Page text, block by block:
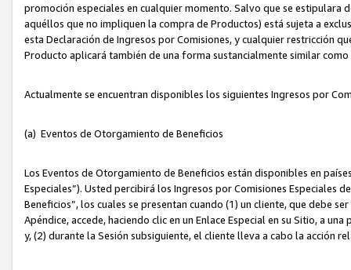
promoción especiales en cualquier momento. Salvo que se
aquéllos que no impliquen la compra de Productos) está sujeta a
esta Declaración de Ingresos por Comisiones, y cualquier restricción
Producto aplicará también de una forma sustancialmente similar
Actualmente se encuentran disponibles los siguientes Ingresos por
(a) Eventos de Otorgamiento de Beneficios
Los Eventos de Otorgamiento de Beneficios están disponibles en
Especiales”). Usted percibirá los Ingresos por Comisiones Especiales
Beneficios”, los cuales se presentan cuando (1) un cliente, que debe
Apéndice, accede, haciendo clic en un Enlace Especial en su Sitio, a
y, (2) durante la Sesión subsiguiente, el cliente lleva a cabo la acción